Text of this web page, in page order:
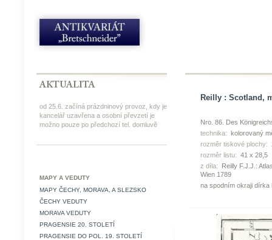
od 25.6. začíná prázdninový provoz, kdy je
kancelář uzavřena a osobní převzetí je
možno pouze po předchozí tel. domluvě
MAPY A VEDUTY
MAPY ČECHY, MORAVA, A SLEZSKO
ČECHY VEDUTY
MORAVA VEDUTY
PRAGENSIE 20. STOLETÍ
PRAGENSIE DO POL. 19. STOLETÍ
Reilly : Scotland,
Nro. 86. Des
technika: kolorovaný
rozměr tiskové plochy:
rozměr listu: 41 x 28,5
z díla:
Reilly F.J.J.:
Wien 1789
na spodním okraji dírka